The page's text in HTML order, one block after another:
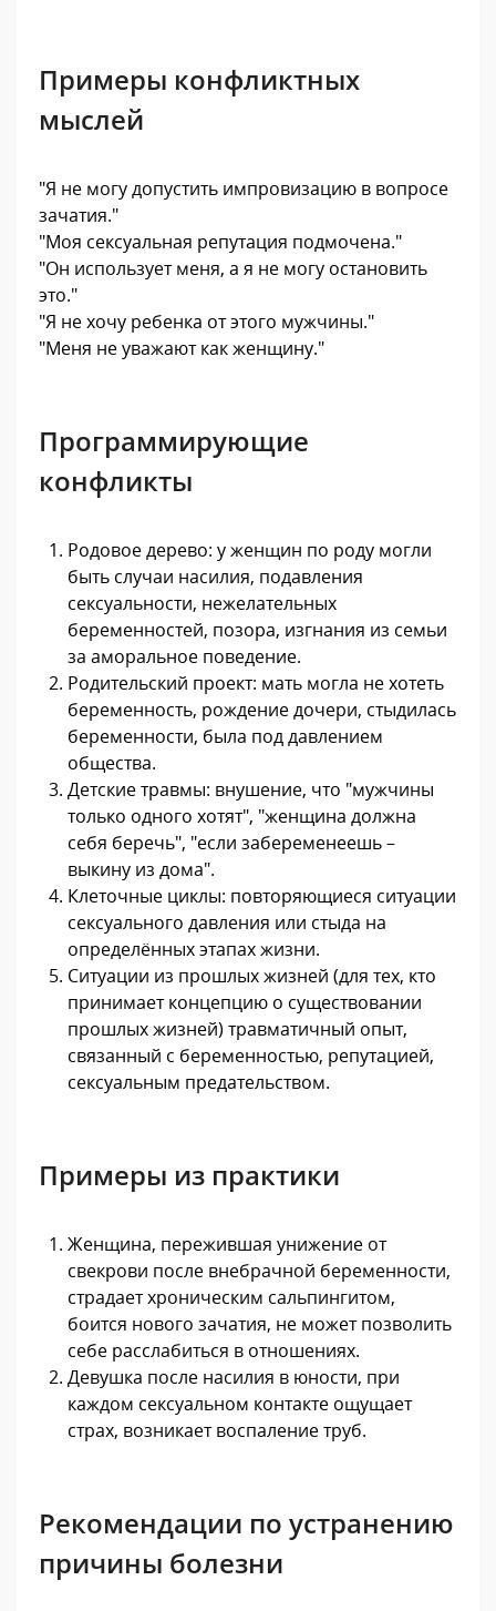
Примеры конфликтных
мыслей
"Я не могу допустить импровизацию в вопросе
зачатия."
"Моя сексуальная репутация подмочена."
"Он использует меня, а я не могу остановить
это."
"Я не хочу ребенка от этого мужчины."
"Меня не уважают как женщину."
Программирующие
конфликты
Родовое дерево: у женщин по роду могли
быть случаи насилия, подавления
сексуальности, нежелательных
беременностей, позора, изгнания из семьи
за аморальное поведение.
Родительский проект: мать могла не хотеть
беременность, рождение дочери, стыдилась
беременности, была под давлением
общества.
Детские травмы: внушение, что "мужчины
только одного хотят", "женщина должна
себя беречь", "если забеременеешь –
выкину из дома".
Клеточные циклы: повторяющиеся ситуации
сексуального давления или стыда на
определённых этапах жизни.
Ситуации из прошлых жизней (для тех, кто
принимает концепцию о существовании
прошлых жизней) травматичный опыт,
связанный с беременностью, репутацией,
сексуальным предательством.
Примеры из практики
Женщина, пережившая унижение от
свекрови после внебрачной беременности,
страдает хроническим сальпингитом,
боится нового зачатия, не может позволить
себе расслабиться в отношениях.
Девушка после насилия в юности, при
каждом сексуальном контакте ощущает
страх, возникает воспаление труб.
Рекомендации по устранению
причины болезни